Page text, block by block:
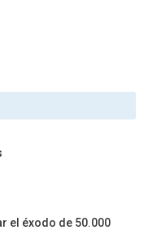
el éxodo de 50.000